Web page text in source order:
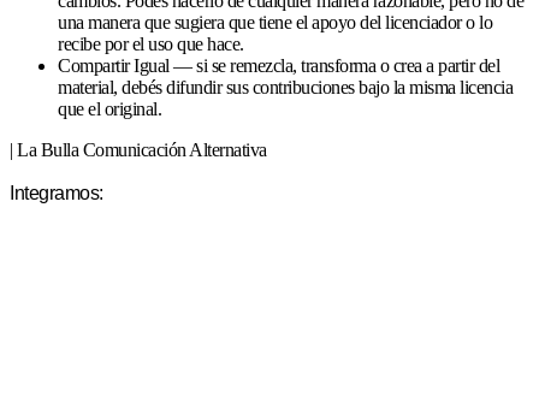
una manera que sugiera que tiene el apoyo del licenciador o lo
recibe por el uso que hace.
Compartir Igual — si se remezcla, transforma o crea a partir del
material, debés difundir sus contribuciones bajo la misma licencia
que el original.
| La Bulla Comunicación Alternativa
Integramos: